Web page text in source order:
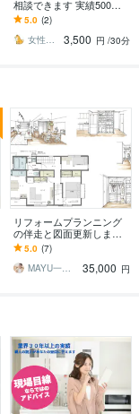
相談できます 実績500
件！女性建築士がインテ
リアのお悩みを解決いた
します
5.0 (2)
女性建築士 rin
3,500 円 /30分
リフォームプランニング
の伴走と図面更新します
疑問や迷いを丁寧に解消
し納得のブラッシュアッ
ププランをご提供
5.0 (7)
MAYU一級建築士事務所
35,000 円